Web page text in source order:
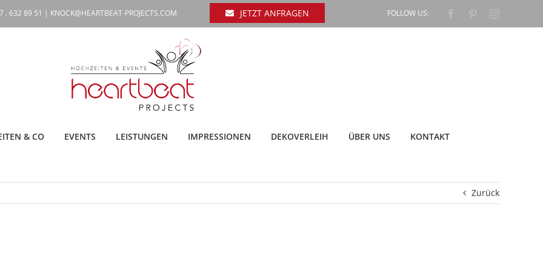
. 632 89 51 | KNOCK@HEARTBEAT-PROJECTS.COM JETZT ANFRAGEN FOLLOW US: FacebookPinterestInstagram
& CO EVENTS LEISTUNGEN IMPRESSIONEN DEKOVERLEIH ÜBER UNS KONTAKT
Zurück